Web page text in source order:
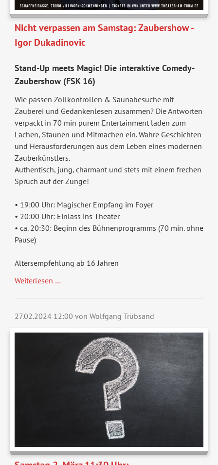
Nicht verpassen am Samstag: Zaubershow -
Igor Dukadinovic
Stand-Up meets Magic! Die interaktive Comedy-
Zaubershow (FSK 16)
Wie passen Zollkontrollen & Saunabesuche mit
Zauberei und Gedankenlesen zusammen? Die Antworten
verpackt in 70 min purem Entertainment laden zum
Lachen, Staunen und Mitmachen ein. Wahre Geschichten
und Herausforderungen aus dem Leben eines modernen
Zauberkünstlers.
Authentisch, jung, charmant und stets mit einem frechen
Spruch auf der Zunge!
• 19:00 Uhr: Magischer Empfang im Foyer
• 20:00 Uhr: Einlass ins Theater
• ca. 20:30: Beginn des Bühnenprogramms (70 min. ohne
Pause)
Altersempfehlung ab 16 Jahren
Weiterlesen …
27.02.2024 12:00 von Wolfgang Trübsand